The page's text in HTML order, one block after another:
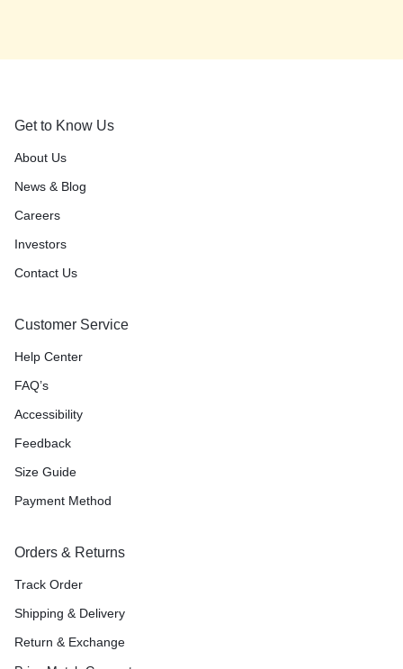
Get to Know Us
About Us
News & Blog
Careers
Investors
Contact Us
Customer Service
Help Center
FAQ’s
Accessibility
Feedback
Size Guide
Payment Method
Orders & Returns
Track Order
Shipping & Delivery
Return & Exchange